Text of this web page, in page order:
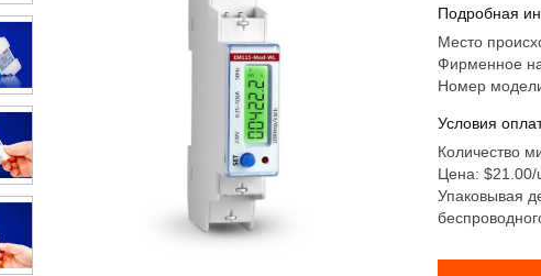
Подробная
Место
Фирменное
Номер
Условия
Количество
Цена: $21.00/
Упаковывая